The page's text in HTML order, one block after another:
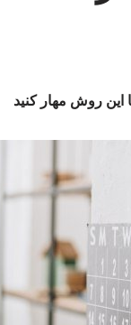
این روش مهار کنید